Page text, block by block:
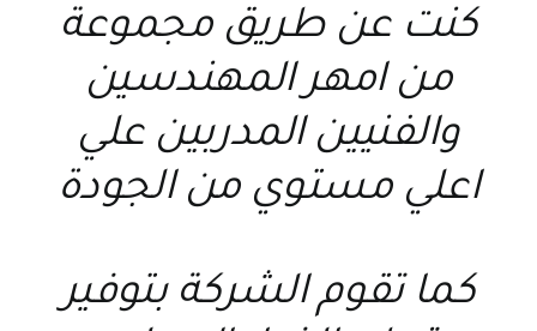
كنت عن طريق مجموعة
من امهر المهندسين
والفنيين المدربين علي
اعلي مستوي من الجودة
كما تقوم الشركة بتوفير